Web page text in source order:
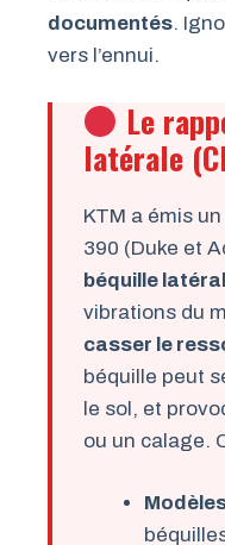
documentés.
vers l’ennui.
Le
latérale
KTM a émis
390 (Duke et
béquille
vibrations du
casser le
béquille peut
le sol, et
ou un calage.